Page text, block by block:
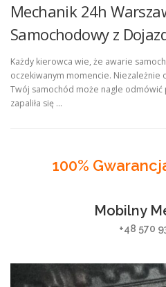
Mechanik 24h
Samochodowy z
Każdy kierowca wie, że awarie
oczekiwanym momencie. Niezależnie
Twój samochód może nagle odmówić
zapaliła się …
100%
Mobilny
+48 570